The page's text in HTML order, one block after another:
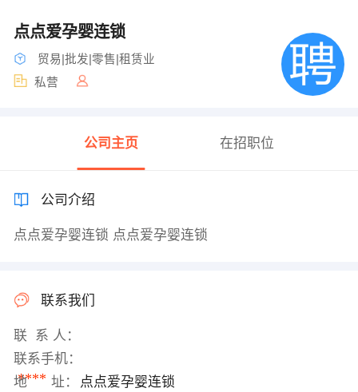
点点爱孕婴连锁
贸易|批发|零售|租赁业
私营
公司主页 在招职位
公司介绍
点点爱孕婴连锁 点点爱孕婴连锁
联系我们
联 系 人：
联系手机：
****
地 址： 点点爱孕婴连锁